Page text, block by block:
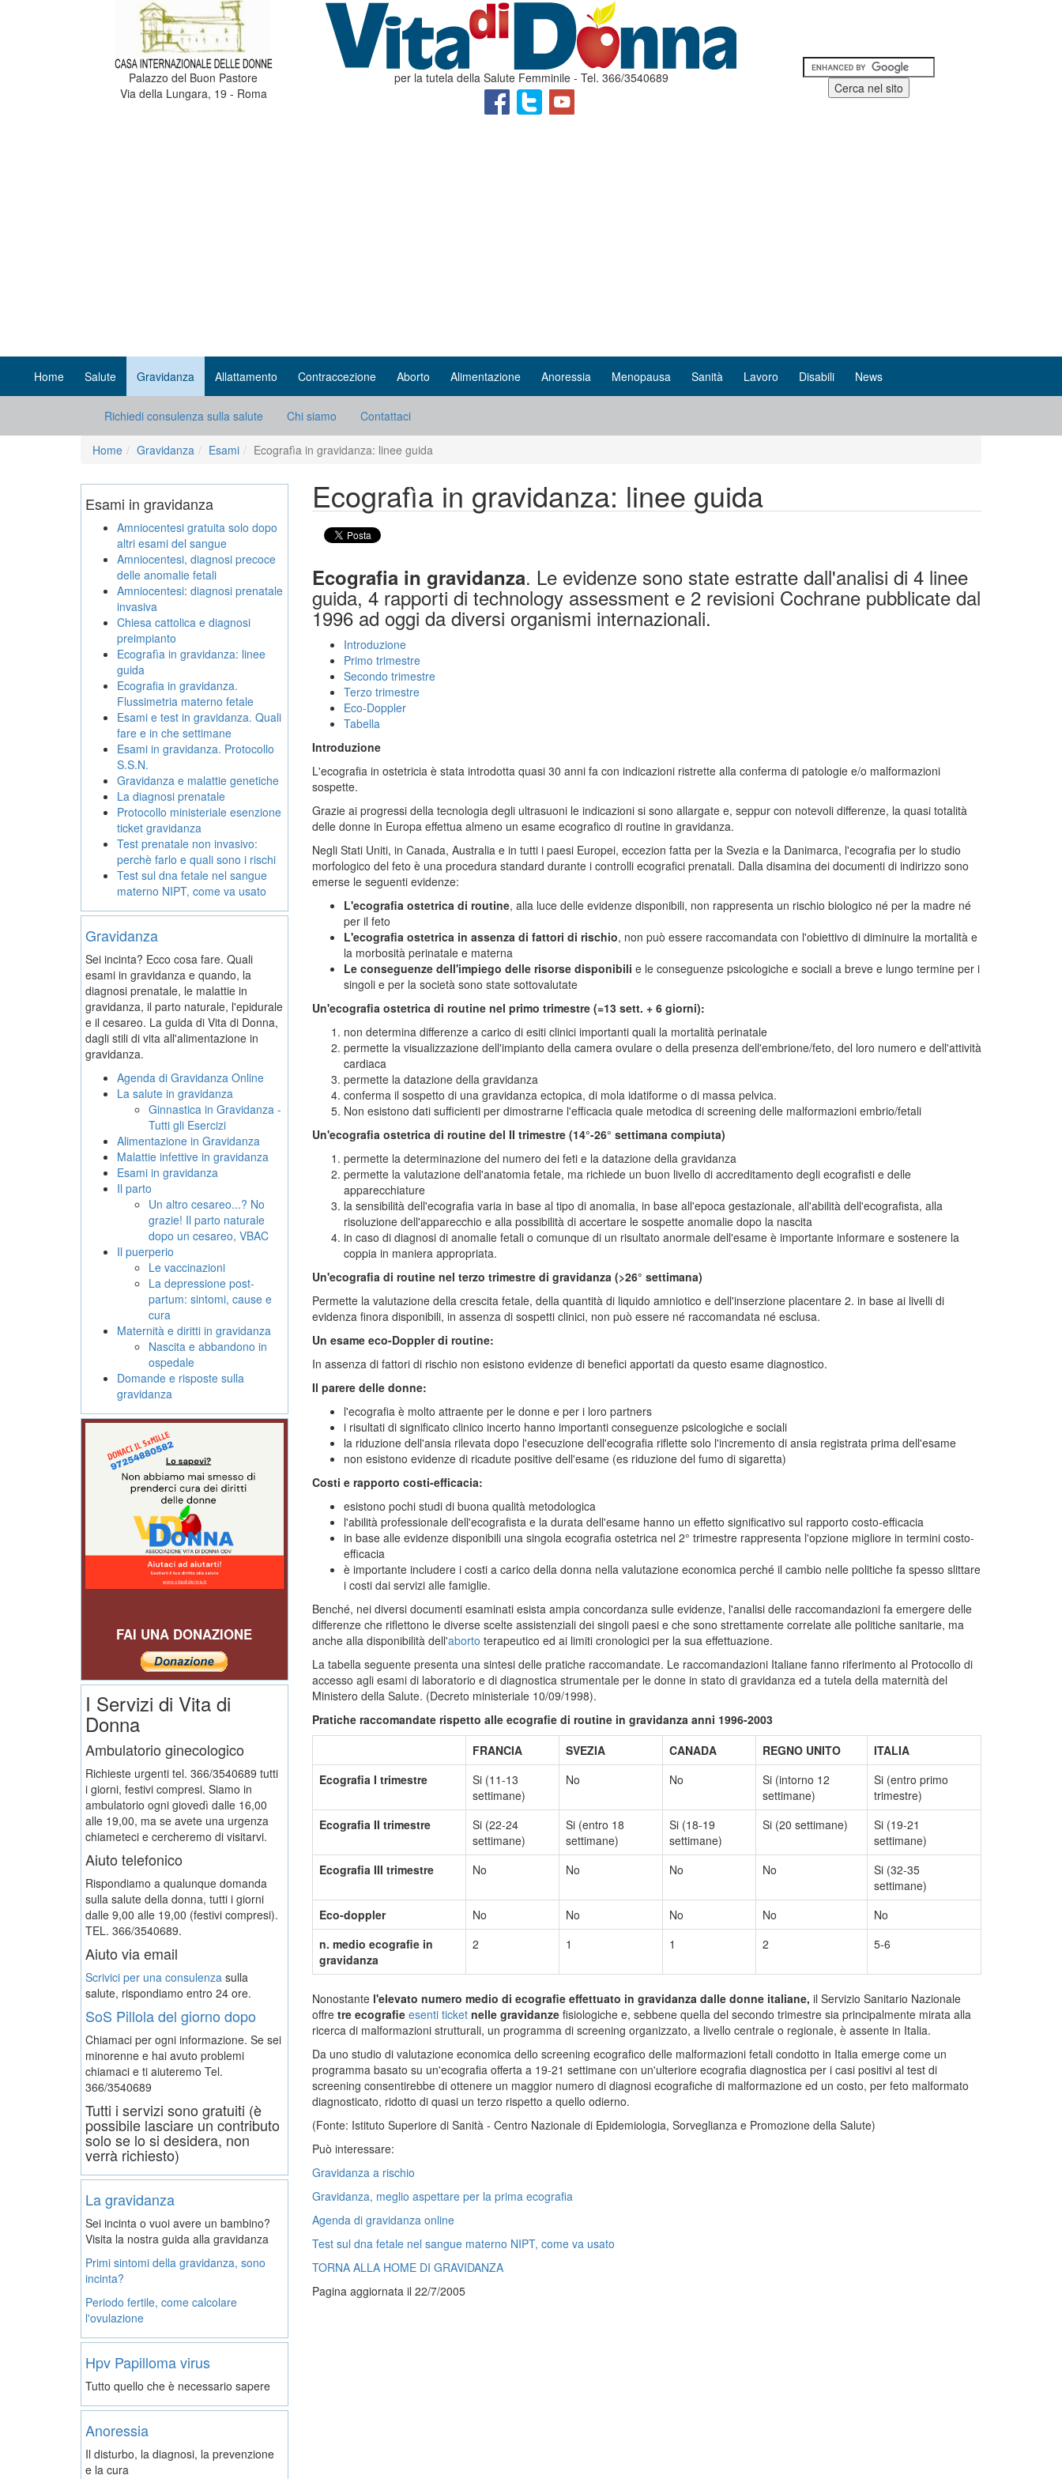
Palazzo del Buon Pastore
Via della Lungara, 19 - Roma
per la tutela della Salute Femminile - Tel. 366/3540689
Home Salute Gravidanza Allattamento Contraccezione Aborto Alimentazione Anoressia Menopausa Sanità Lavoro Disabili News
Richiedi consulenza sulla salute Chi siamo Contattaci
Home Gravidanza Esami Ecografìa in gravidanza: linee guida
Ecografìa in gravidanza: linee guida
Ecografia in gravidanza. Le evidenze sono state estratte dall'analisi di 4 linee
guida, 4 rapporti di technology assessment e 2 revisioni Cochrane pubblicate dal
1996 ad oggi da diversi organismi internazionali.
Introduzione
Primo trimestre
Secondo trimestre
Terzo trimestre
Eco-Doppler
Tabella
Introduzione
L'ecografia in ostetricia è stata introdotta quasi 30 anni fa con indicazioni ristrette alla conferma di patologie e/o malformazioni
sospette.
Grazie ai progressi della tecnologia degli ultrasuoni le indicazioni si sono allargate e, seppur con notevoli differenze, la quasi totalità
delle donne in Europa effettua almeno un esame ecografico di routine in gravidanza.
Negli Stati Uniti, in Canada, Australia e in tutti i paesi Europei, eccezion fatta per la Svezia e la Danimarca, l'ecografia per lo studio
morfologico del feto è una procedura standard durante i controlli ecografici prenatali. Dalla disamina dei documenti di indirizzo sono
emerse le seguenti evidenze:
L'ecografia ostetrica di routine, alla luce delle evidenze disponibili, non rappresenta un rischio biologico né per la madre né
per il feto
L'ecografia ostetrica in assenza di fattori di rischio, non può essere raccomandata con l'obiettivo di diminuire la mortalità e
la morbosità perinatale e materna
Le conseguenze dell'impiego delle risorse disponibili e le conseguenze psicologiche e sociali a breve e lungo termine per i
singoli e per la società sono state sottovalutate
Un'ecografia ostetrica di routine nel primo trimestre (=13 sett. + 6 giorni):
non determina differenze a carico di esiti clinici importanti quali la mortalità perinatale
permette la visualizzazione dell'impianto della camera ovulare o della presenza dell'embrione/feto, del loro numero e dell'attività
cardiaca
permette la datazione della gravidanza
conferma il sospetto di una gravidanza ectopica, di mola idatiforme o di massa pelvica.
Non esistono dati sufficienti per dimostrarne l'efficacia quale metodica di screening delle malformazioni embrio/fetali
Un'ecografia ostetrica di routine del II trimestre (14°-26° settimana compiuta)
permette la determinazione del numero dei feti e la datazione della gravidanza
permette la valutazione dell'anatomia fetale, ma richiede un buon livello di accreditamento degli ecografisti e delle
apparecchiature
la sensibilità dell'ecografia varia in base al tipo di anomalia, in base all'epoca gestazionale, all'abilità dell'ecografista, alla
risoluzione dell'apparecchio e alla possibilità di accertare le sospette anomalie dopo la nascita
in caso di diagnosi di anomalie fetali o comunque di un risultato anormale dell'esame è importante informare e sostenere la
coppia in maniera appropriata.
Un'ecografia di routine nel terzo trimestre di gravidanza (>26° settimana)
Permette la valutazione della crescita fetale, della quantità di liquido amniotico e dell'inserzione placentare 2. in base ai livelli di
evidenza finora disponibili, in assenza di sospetti clinici, non può essere né raccomandata né esclusa.
Un esame eco-Doppler di routine:
In assenza di fattori di rischio non esistono evidenze di benefici apportati da questo esame diagnostico.
Il parere delle donne:
l'ecografia è molto attraente per le donne e per i loro partners
i risultati di significato clinico incerto hanno importanti conseguenze psicologiche e sociali
la riduzione dell'ansia rilevata dopo l'esecuzione dell'ecografia riflette solo l'incremento di ansia registrata prima dell'esame
non esistono evidenze di ricadute positive dell'esame (es riduzione del fumo di sigaretta)
Costi e rapporto costi-efficacia:
esistono pochi studi di buona qualità metodologica
l'abilità professionale dell'ecografista e la durata dell'esame hanno un effetto significativo sul rapporto costo-efficacia
in base alle evidenze disponibili una singola ecografia ostetrica nel 2° trimestre rappresenta l'opzione migliore in termini costo-
efficacia
è importante includere i costi a carico della donna nella valutazione economica perché il cambio nelle politiche fa spesso slittare
i costi dai servizi alle famiglie.
Benché, nei diversi documenti esaminati esista ampia concordanza sulle evidenze, l'analisi delle raccomandazioni fa emergere delle
differenze che riflettono le diverse scelte assistenziali dei singoli paesi e che sono strettamente correlate alle politiche sanitarie, ma
anche alla disponibilità dell'aborto terapeutico ed ai limiti cronologici per la sua effettuazione.
La tabella seguente presenta una sintesi delle pratiche raccomandate. Le raccomandazioni Italiane fanno riferimento al Protocollo di
accesso agli esami di laboratorio e di diagnostica strumentale per le donne in stato di gravidanza ed a tutela della maternità del
Ministero della Salute. (Decreto ministeriale 10/09/1998).
Pratiche raccomandate rispetto alle ecografie di routine in gravidanza anni 1996-2003
FRANCIA
SVEZIA CANADA REGNO UNITO
ITALIA
Ecografia I trimestre
Si (11-13
settimane)
No No
Si (intorno 12
settimane)
Si (entro primo
trimestre)
Ecografia II trimestre
Si (22-24
settimane)
Si (entro 18
settimane)
Si (18-19
settimane)
Si (20 settimane)
Si (19-21
settimane)
Ecografia III trimestre
No No No No
Si (32-35
settimane)
Eco-doppler
No No No No
No
n. medio ecografie in
gravidanza
2 1 1 2 5-6
Nonostante l'elevato numero medio di ecografie effettuato in gravidanza dalle donne italiane, il Servizio Sanitario Nazionale
offre tre ecografie esenti ticketnelle gravidanzefisiologiche e, sebbene quella del secondo trimestre sia principalmente mirata alla
ricerca di malformazioni strutturali, un programma di screening organizzato, a livello centrale o regionale, è assente in Italia.
Da uno studio di valutazione economica dello screening ecografico delle malformazioni fetali condotto in Italia emerge come un
programma basato su un'ecografia offerta a 19-21 settimane con un'ulteriore ecografia diagnostica per i casi positivi al test di
screening consentirebbe di ottenere un maggior numero di diagnosi ecografiche di malformazione ed un costo, per feto malformato
diagnosticato, ridotto di quasi un terzo rispetto a quello odierno.
(Fonte: Istituto Superiore di Sanità - Centro Nazionale di Epidemiologia, Sorveglianza e Promozione della Salute)
Può interessare:
Gravidanza a rischio
Gravidanza, meglio aspettare per la prima ecografia
Agenda di gravidanza online
Test sul dna fetale nel sangue materno NIPT, come va usato
TORNA ALLA HOME DI GRAVIDANZA
Pagina aggiornata il 22/7/2005
Esami in gravidanza
Amniocentesi gratuita solo dopo
altri esami del sangue
Amniocentesi, diagnosi precoce
delle anomalie fetali
Amniocentesi: diagnosi prenatale
invasiva
Chiesa cattolica e diagnosi
preimpianto
Ecografìa in gravidanza: linee
guida
Ecografia in gravidanza.
Flussimetria materno fetale
Esami e test in gravidanza. Quali
fare e in che settimane
Esami in gravidanza. Protocollo
S.S.N.
Gravidanza e malattie genetiche
La diagnosi prenatale
Protocollo ministeriale esenzione
ticket gravidanza
Test prenatale non invasivo:
perchè farlo e quali sono i rischi
Test sul dna fetale nel sangue
materno NIPT, come va usato
Gravidanza
Sei incinta? Ecco cosa fare. Quali
esami in gravidanza e quando, la
diagnosi prenatale, le malattie in
gravidanza, il parto naturale, l'epidurale
e il cesareo. La guida di Vita di Donna,
dagli stili di vita all'alimentazione in
gravidanza.
Agenda di Gravidanza Online
La salute in gravidanza
Ginnastica in Gravidanza -
Tutti gli Esercizi
Alimentazione in Gravidanza
Malattie infettive in gravidanza
Esami in gravidanza
Il parto
Un altro cesareo...? No
grazie! Il parto naturale
dopo un cesareo, VBAC
Il puerperio
Le vaccinazioni
La depressione post-
partum: sintomi, cause e
cura
Maternità e diritti in gravidanza
Nascita e abbandono in
ospedale
Domande e risposte sulla
gravidanza
FAI UNA DONAZIONE
I Servizi di Vita di
Donna
Ambulatorio ginecologico
Richieste urgenti tel. 366/3540689 tutti
i giorni, festivi compresi. Siamo in
ambulatorio ogni giovedì dalle 16,00
alle 19,00, ma se avete una urgenza
chiameteci e cercheremo di visitarvi.
Aiuto telefonico
Rispondiamo a qualunque domanda
sulla salute della donna, tutti i giorni
dalle 9,00 alle 19,00 (festivi compresi).
TEL. 366/3540689.
Aiuto via email
Scrivici per una consulenza sulla
salute, rispondiamo entro 24 ore.
SoS Pillola del giorno dopo
Chiamaci per ogni informazione. Se sei
minorenne e hai avuto problemi
chiamaci e ti aiuteremo Tel.
366/3540689
Tutti i servizi sono gratuiti (è
possibile lasciare un contributo
solo se lo si desidera, non
verrà richiesto)
La gravidanza
Sei incinta o vuoi avere un bambino?
Visita la nostra guida alla gravidanza
Primi sintomi della gravidanza, sono
incinta?
Periodo fertile, come calcolare
l'ovulazione
Hpv Papilloma virus
Tutto quello che è necessario sapere
Anoressia
Il disturbo, la diagnosi, la prevenzione
e la cura